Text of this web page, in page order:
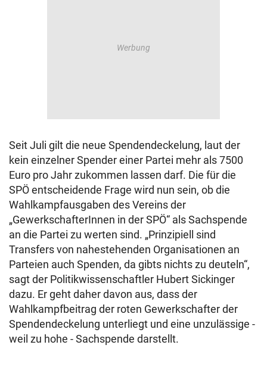
Seit Juli gilt die neue Spendendeckelung, laut der
kein einzelner Spender einer Partei mehr als 7500
Euro pro Jahr zukommen lassen darf. Die für die
SPÖ entscheidende Frage wird nun sein, ob die
Wahlkampfausgaben des Vereins der
„GewerkschafterInnen in der SPÖ“ als Sachspende
an die Partei zu werten sind. „Prinzipiell sind
Transfers von nahestehenden Organisationen an
Parteien auch Spenden, da gibts nichts zu deuteln“,
sagt der Politikwissenschaftler Hubert Sickinger
dazu. Er geht daher davon aus, dass der
Wahlkampfbeitrag der roten Gewerkschafter der
Spendendeckelung unterliegt und eine unzulässige -
weil zu hohe - Sachspende darstellt.